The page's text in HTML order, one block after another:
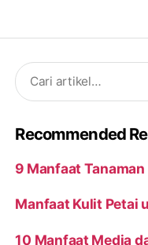
Search
for:
Recommended
9 Manfaat
Manfaat Kulit Petai
10 Manfaat Media